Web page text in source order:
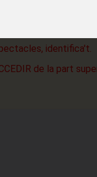
identifica't.
de la part